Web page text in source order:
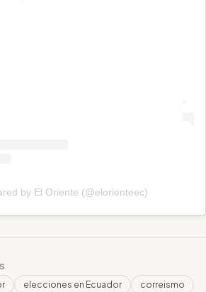
by El Oriente (@elorienteec)
elecciones en Ecuador
correismo